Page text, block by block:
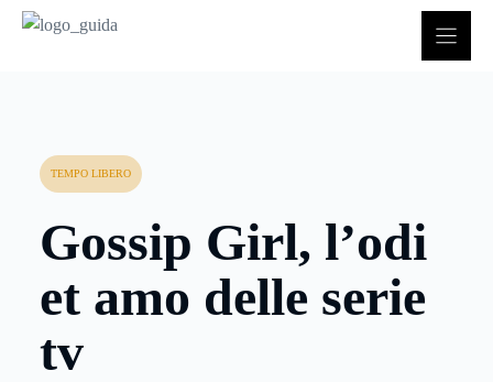
TEMPO LIBERO
Gossip Girl, l’odi
et amo delle serie
tv